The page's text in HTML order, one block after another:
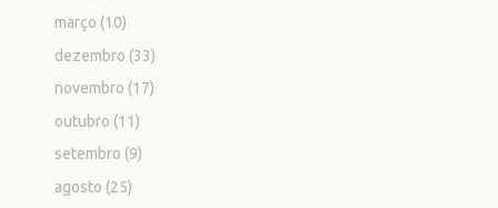
março (10)
dezembro (33)
novembro (17)
outubro (11)
setembro (9)
agosto (25)